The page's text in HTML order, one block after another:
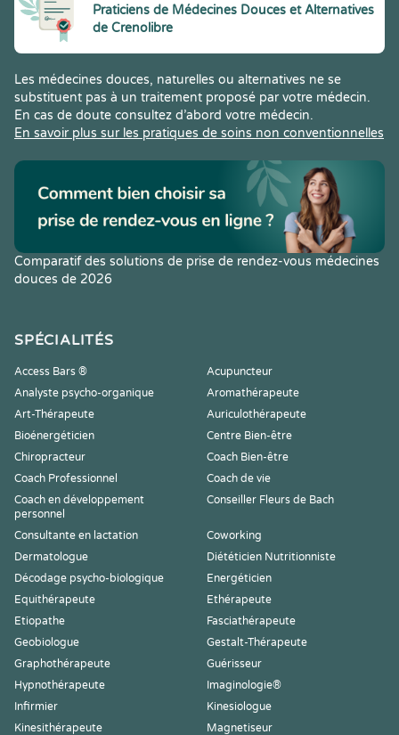
Praticiens de Médecines Douces et Alternatives
de Crenolibre
Les médecines douces, naturelles ou alternatives ne se
substituent pas à un traitement proposé par votre médecin.
En cas de doute consultez d’abord votre médecin.
En savoir plus sur les pratiques de soins non conventionnelles
Comparatif des solutions de prise de rendez-vous médecines
douces de 2026
SPÉCIALITÉS
Access Bars ®
Acupuncteur
Analyste psycho-organique
Aromathérapeute
Art-Thérapeute
Auriculothérapeute
Bioénergéticien
Centre Bien-être
Chiropracteur
Coach Bien-être
Coach Professionnel
Coach de vie
Coach en développement
personnel
Conseiller Fleurs de Bach
Consultante en lactation
Coworking
Dermatologue
Diététicien Nutritionniste
Décodage psycho-biologique
Energéticien
Equithérapeute
Ethérapeute
Etiopathe
Fasciathérapeute
Geobiologue
Gestalt-Thérapeute
Graphothérapeute
Guérisseur
Hypnothérapeute
Imaginologie®
Infirmier
Kinesiologue
Kinesithérapeute
Magnetiseur